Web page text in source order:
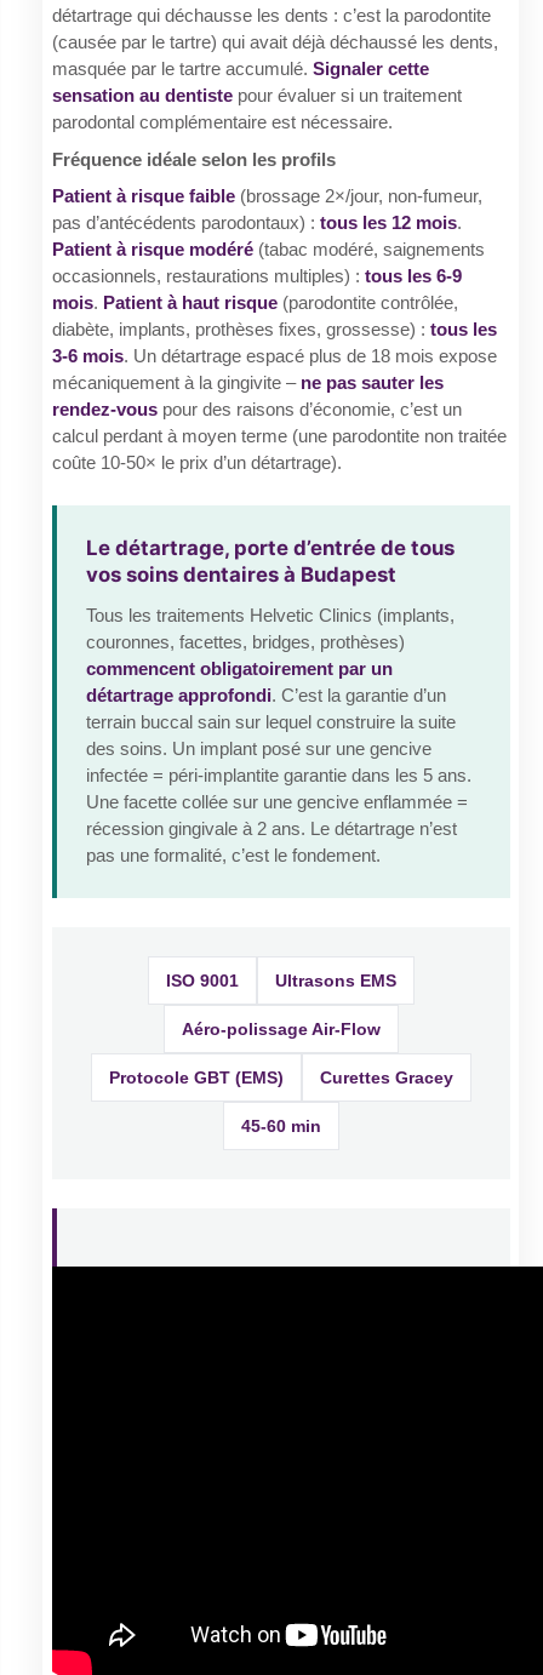
détartrage qui déchausse les dents : c’est la parodontite
(causée par le tartre) qui avait déjà déchaussé les dents,
masquée par le tartre accumulé. Signaler cette
sensation au dentistepour évaluer si un traitement
parodontal complémentaire est nécessaire.
Fréquence idéale selon les profils
Patient à risque faible(brossage 2×/jour, non-fumeur,
pas d’antécédents parodontaux) : tous les 12 mois.
Patient à risque modéré(tabac modéré, saignements
occasionnels, restaurations multiples) : tous les 6-9
mois. Patient à haut risque(parodontite contrôlée,
diabète, implants, prothèses fixes, grossesse) : tous les
3-6 mois. Un détartrage espacé plus de 18 mois expose
mécaniquement à la gingivite – ne pas sauter les
rendez-vouspour des raisons d’économie, c’est un
calcul perdant à moyen terme (une parodontite non traitée
coûte 10-50× le prix d’un détartrage).
Le détartrage, porte d’entrée de tous
vos soins dentaires à Budapest
Tous les traitements Helvetic Clinics (implants,
couronnes, facettes, bridges, prothèses)
commencent obligatoirement par un
détartrage approfondi. C’est la garantie d’un
terrain buccal sain sur lequel construire la suite
des soins. Un implant posé sur une gencive
infectée = péri-implantite garantie dans les 5 ans.
Une facette collée sur une gencive enflammée =
récession gingivale à 2 ans. Le détartrage n’est
pas une formalité, c’est le fondement.
ISO 9001 Ultrasons EMS
Aéro-polissage Air-Flow
Protocole GBT (EMS) Curettes Gracey
45-60 min